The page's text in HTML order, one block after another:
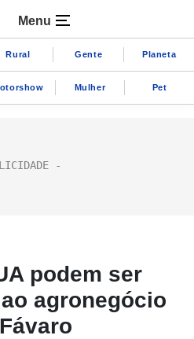
Menu
Rural Gente Planeta
Mulher Pet
podem ser
agronegócio